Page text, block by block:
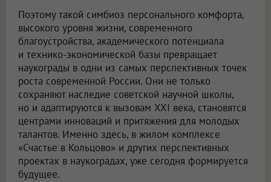
Поэтому такой симбиоз персонального комфорта,
высокого уровня жизни, современного
благоустройства, академического потенциала
и технико-экономической базы превращает
наукограды в одни из самых перспективных точек
роста современной России. Они не только
сохраняют наследие советской научной школы,
но и адаптируются к вызовам XXI века, становятся
центрами инноваций и притяжения для молодых
талантов. Именно здесь, в жилом комплексе
«Счастье в Кольцово» и других перспективных
проектах в наукоградах, уже сегодня формируется
будущее.